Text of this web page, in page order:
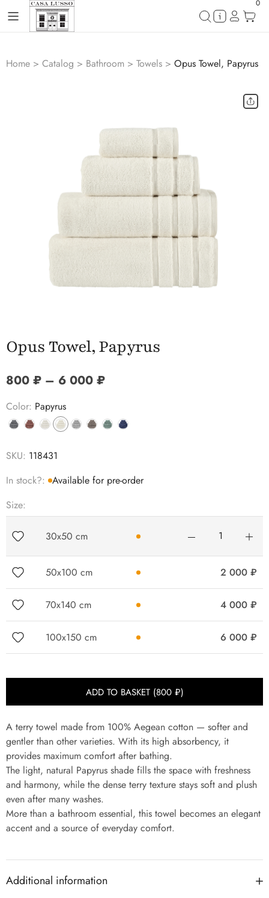
0
Home > Catalog > Bathroom > Towels > Opus Towel, Papyrus
Opus Towel, Papyrus
800 ₽ – 6 000 ₽Price range: 800 ₽ through
Color: Papyrus
Выбрать нужный цвет
Выбрать нужный цвет
Выбрать нужный цвет
Выбрать нужный цвет
Выбрать нужный цвет
Выбрать нужный цвет
Выбрать нужный цвет
Выбрать нужный цвет
SKU: 118431
In stock?:
Available for pre-order
Size:
30x50 cm Quantity
50x100 cm 2 000 ₽
70x140 cm 4 000 ₽
100x150 cm 6 000 ₽
ADD TO BASKET (800 ₽)
A terry towel made from 100% Aegean cotton — softer and
gentler than other varieties. With its high absorbency, it
provides maximum comfort after bathing.
The light, natural Papyrus shade fills the space with freshness
and harmony, while the dense terry texture stays soft and plush
even after many washes.
More than a bathroom essential, this towel becomes an elegant
accent and a source of everyday comfort.
Additional information